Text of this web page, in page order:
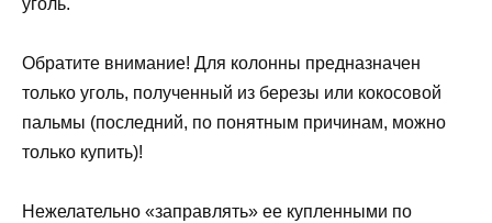
Обратите внимание! Для колонны предназначен
только уголь, полученный из березы или кокосовой
пальмы (последний, по понятным причинам, можно
только купить)!
Нежелательно «заправлять» ее купленными по